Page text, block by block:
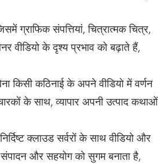
ग्राफिक संपत्तियां, चित्रात्मक चित्र,
वीडियो के दृश्य प्रभाव को बढ़ाते हैं,
किसी कठिनाई के अपने वीडियो में वर्णन
के साथ, व्यापार अपनी उत्पाद कथाओं
क्लाउड सर्वरों के साथ वीडियो और
संपादन और सहयोग को सुगम बनाता है,